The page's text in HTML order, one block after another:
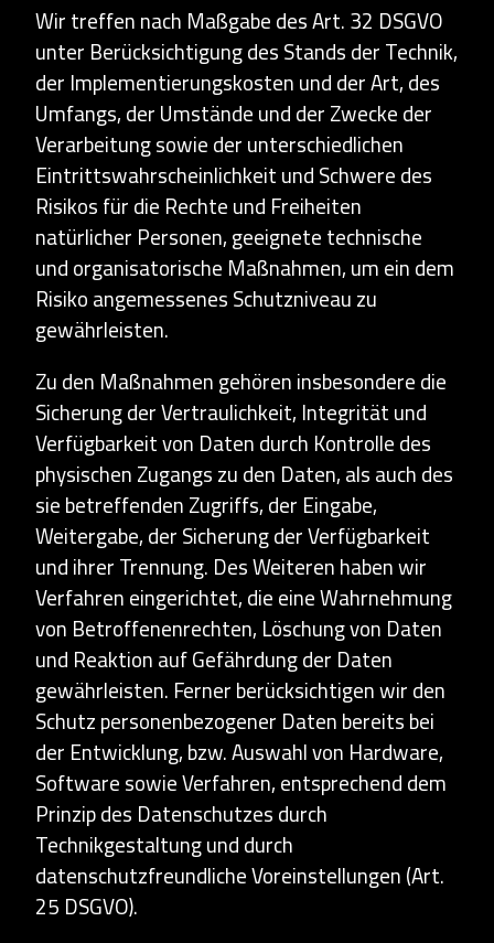
Wir treffen nach Maßgabe des Art. 32 DSGVO
unter Berücksichtigung des Stands der Technik,
der Implementierungskosten und der Art, des
Umfangs, der Umstände und der Zwecke der
Verarbeitung sowie der unterschiedlichen
Eintrittswahrscheinlichkeit und Schwere des
Risikos für die Rechte und Freiheiten
natürlicher Personen, geeignete technische
und organisatorische Maßnahmen, um ein dem
Risiko angemessenes Schutzniveau zu
gewährleisten.
Zu den Maßnahmen gehören insbesondere die
Sicherung der Vertraulichkeit, Integrität und
Verfügbarkeit von Daten durch Kontrolle des
physischen Zugangs zu den Daten, als auch des
sie betreffenden Zugriffs, der Eingabe,
Weitergabe, der Sicherung der Verfügbarkeit
und ihrer Trennung. Des Weiteren haben wir
Verfahren eingerichtet, die eine Wahrnehmung
von Betroffenenrechten, Löschung von Daten
und Reaktion auf Gefährdung der Daten
gewährleisten. Ferner berücksichtigen wir den
Schutz personenbezogener Daten bereits bei
der Entwicklung, bzw. Auswahl von Hardware,
Software sowie Verfahren, entsprechend dem
Prinzip des Datenschutzes durch
Technikgestaltung und durch
datenschutzfreundliche Voreinstellungen (Art.
25 DSGVO).